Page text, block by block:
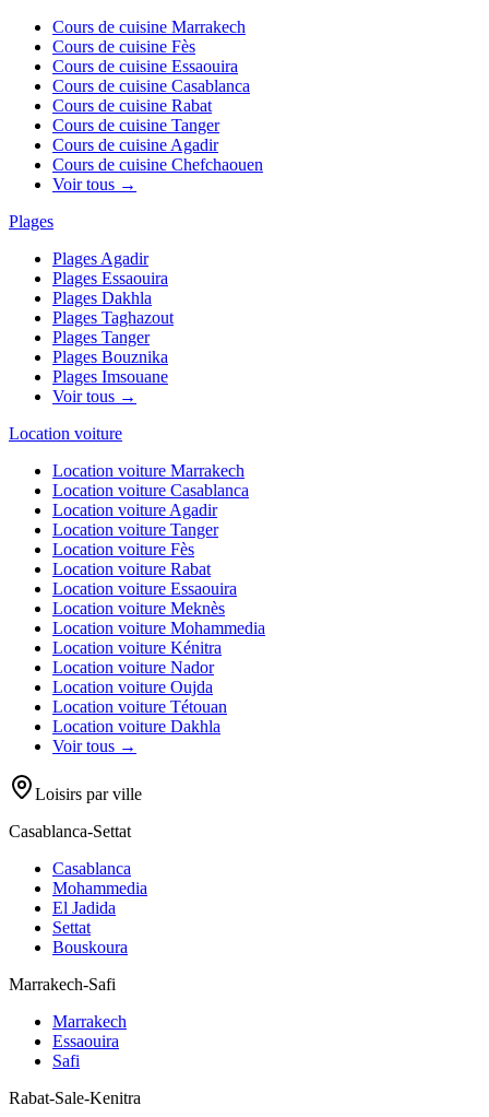
Cours de cuisine Marrakech
Cours de cuisine Fès
Cours de cuisine Essaouira
Cours de cuisine Casablanca
Cours de cuisine Rabat
Cours de cuisine Tanger
Cours de cuisine Agadir
Cours de cuisine Chefchaouen
Voir tous →
Plages
Plages Agadir
Plages Essaouira
Plages Dakhla
Plages Taghazout
Plages Tanger
Plages Bouznika
Plages Imsouane
Voir tous →
Location voiture
Location voiture Marrakech
Location voiture Casablanca
Location voiture Agadir
Location voiture Tanger
Location voiture Fès
Location voiture Rabat
Location voiture Essaouira
Location voiture Meknès
Location voiture Mohammedia
Location voiture Kénitra
Location voiture Nador
Location voiture Oujda
Location voiture Tétouan
Location voiture Dakhla
Voir tous →
Loisirs par ville
Casablanca-Settat
Casablanca
Mohammedia
El Jadida
Settat
Bouskoura
Marrakech-Safi
Marrakech
Essaouira
Safi
Rabat-Sale-Kenitra